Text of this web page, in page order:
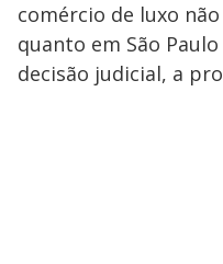
comércio de luxo
quanto em São
decisão judicial, a